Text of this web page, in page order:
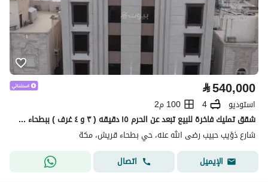
⃁540,000
استوديو 4
100 م2
شقق تمليك فاخرة للبيع تبعد عن الحرم ١٥ دقيقه ( ٣ و ٤ غرف ) ببطحاء قريش
شارع ذؤيب حبيب رضى الله عنه، حي بطحاء قريش، مكة
الإيميل
اتصال